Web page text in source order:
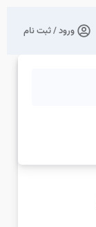
ورود / ثبت نام